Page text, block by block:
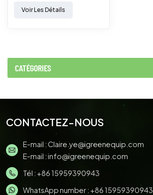
Voir Les Détails
CATÉGORIES
CONTACTEZ-NOUS
E-mail :Claire.ye@igreenequip.com
E-mail :info@igreenequip.com
Tél : +86 15959390943
WhatsApp number : +86 15959390943